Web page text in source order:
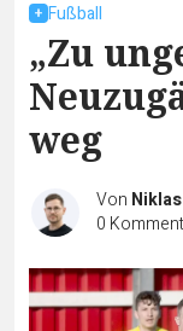
Fußball
„Zu
weg
Von
0